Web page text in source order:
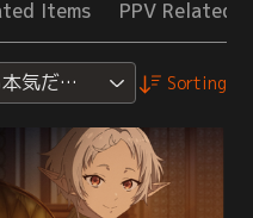
Items PPV Related
気だす～（第2クール）
Sorting